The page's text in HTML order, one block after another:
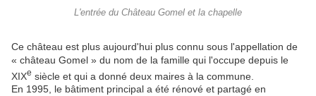
L'entrée du Château Gomel et la chapelle
Ce château est plus aujourd'hui plus connu sous l'appellation de
« château Gomel » du nom de la famille qui l'occupe depuis le
XIXe siècle et qui a donné deux maires à la commune.
En 1995, le bâtiment principal a été rénové et partagé en